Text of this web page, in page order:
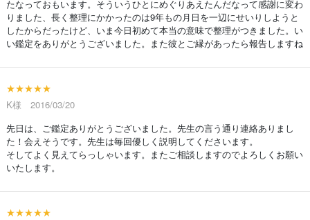
たなっておもいます。そういうひとにめぐりあえたんだなって感謝に変わ
りました、長く整理にかかったのは9年もの月日を一辺にせいりしようと
したからだったけど、いま今日初めて本当の意味で整理がつきました。い
い鑑定をありがとうございました。また彼とご縁があったら報告しますね
★★★★★
K様 2016/03/20
先日は、ご鑑定ありがとうございました。先生の言う通り連絡ありまし
た！会えそうです。先生は毎回優しく説明してくださいます。
そしてよく見えてらっしゃいます。またご相談しますのでよろしくお願い
いたします。
★★★★★